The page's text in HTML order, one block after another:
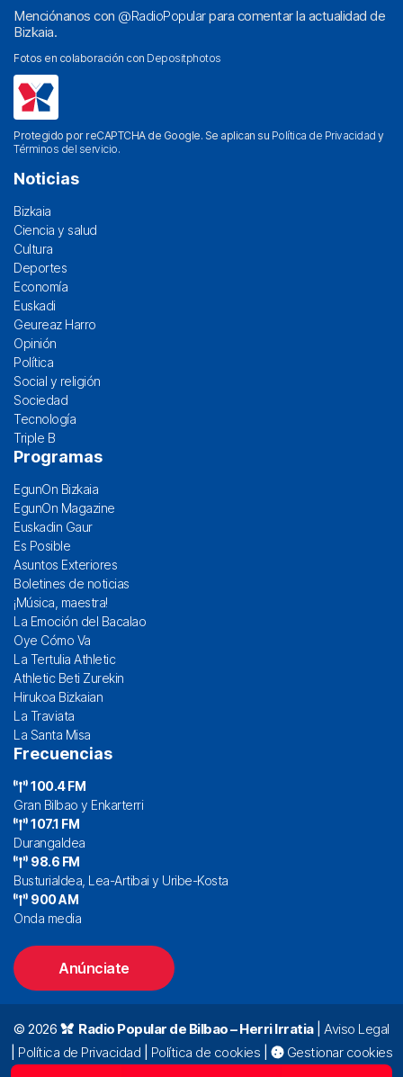
Menciónanos con @RadioPopularpara comentar la actualidad de
Bizkaia.
Fotos en colaboración con Depositphotos
Protegido por reCAPTCHA de Google. Se aplican su Política de Privacidad y
Términos del servicio.
Noticias
Bizkaia
Ciencia y salud
Cultura
Deportes
Economía
Euskadi
Geureaz Harro
Opinión
Política
Social y religión
Sociedad
Tecnología
Triple B
Programas
EgunOn Bizkaia
EgunOn Magazine
Euskadin Gaur
Es Posible
Asuntos Exteriores
Boletines de noticias
¡Música, maestra!
La Emoción del Bacalao
Oye Cómo Va
La Tertulia Athletic
Athletic Beti Zurekin
Hirukoa Bizkaian
La Traviata
La Santa Misa
Frecuencias
100.4 FM
Gran Bilbao y Enkarterri
107.1 FM
Durangaldea
98.6 FM
Busturialdea, Lea-Artibai y Uribe-Kosta
900 AM
Onda media
Anúnciate
© 2026 Radio Popular de Bilbao – Herri Irratia| Aviso Legal
Política de Privacidad Política de cookies
Gestionar cookies